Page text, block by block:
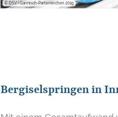
© DSV I Garmisch-Partenkirchen 2019
Bergiselspringen in